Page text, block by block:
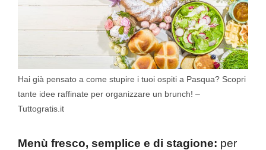
Hai già pensato a come stupire i tuoi ospiti a Pasqua? Scopri
tante idee raffinate per organizzare un brunch! –
Tuttogratis.it
Menù fresco, semplice e di stagione: per